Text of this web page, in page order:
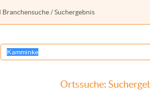
Branchensuche / Suchergebnis
Ortssuche: